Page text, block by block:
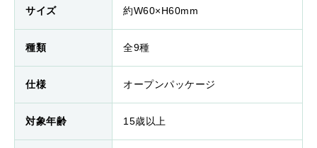
サイズ 約W60×H60mm
種類 全9種
仕様 オープンパッケージ
対象年齢 15歳以上